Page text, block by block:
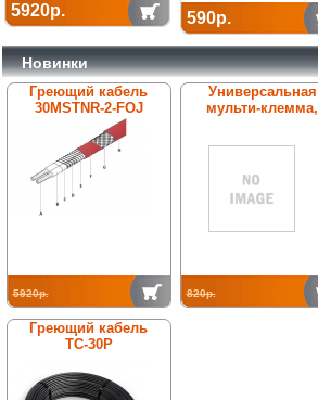
5920р. 590р.
Новинки
Греющий кабель
30MSTNR-2-FOJ
5920р.
Универсальная
мульти-клемма,
820р.
Греющий кабель
ТС-30Р